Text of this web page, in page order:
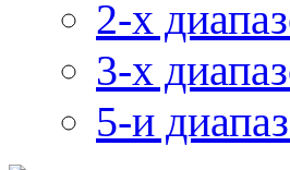
2-х
3-х
5-и